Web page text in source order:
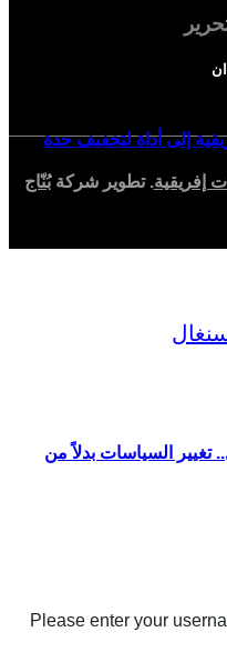
إلى أداة لتخفيف حدة
السياسات بدلاً من
إفريقية. تطوير شركةبُنّاج
Please enter your